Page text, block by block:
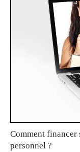
Comment financer
personnel ?